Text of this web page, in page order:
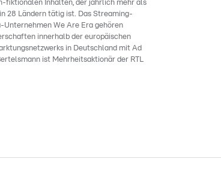
fiktionalen Inhalten, der jährlich mehr als
28 Ländern tätig ist. Das Streaming-
We Are Era gehören
innerhalb der europäischen
in Deutschland mit Ad
ist Mehrheitsaktionär der RTL